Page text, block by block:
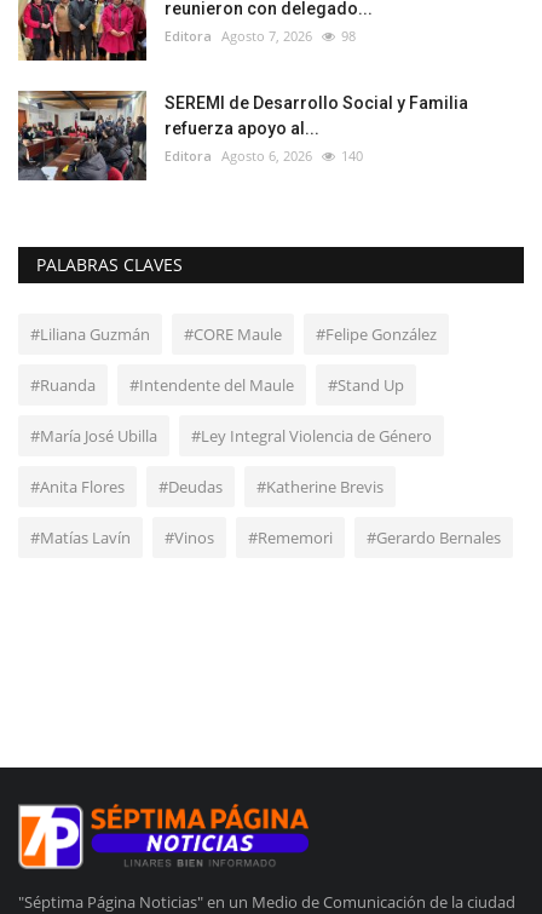
reunieron con delegado...
Editora Agosto 7, 2026 98
SEREMI de Desarrollo Social y Familia
refuerza apoyo al...
Editora Agosto 6, 2026 140
PALABRAS CLAVES
#Liliana Guzmán #CORE Maule #Felipe González
#Ruanda #Intendente del Maule #Stand Up
#María José Ubilla #Ley Integral Violencia de Género
#Anita Flores #Deudas #Katherine Brevis
#Matías Lavín #Vinos #Rememori #Gerardo Bernales
"Séptima Página Noticias" en un Medio de Comunicación de la ciudad